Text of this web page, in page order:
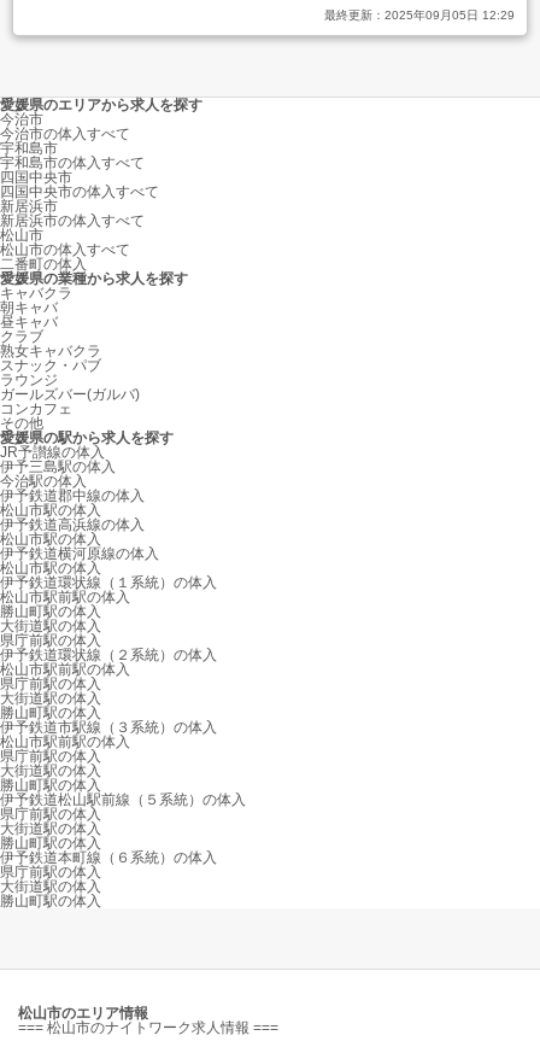
最終更新： 2025年09月05日 12:29
愛媛県のエリアから求人を探す
今治市
今治市の体入すべて
宇和島市
宇和島市の体入すべて
四国中央市
四国中央市の体入すべて
新居浜市
新居浜市の体入すべて
松山市
松山市の体入すべて
二番町の体入
愛媛県の業種から求人を探す
キャバクラ
朝キャバ
昼キャバ
クラブ
熟女キャバクラ
スナック・パブ
ラウンジ
ガールズバー(ガルバ)
コンカフェ
その他
愛媛県の駅から求人を探す
JR予讃線の体入
伊予三島駅の体入
今治駅の体入
伊予鉄道郡中線の体入
松山市駅の体入
伊予鉄道高浜線の体入
松山市駅の体入
伊予鉄道横河原線の体入
松山市駅の体入
伊予鉄道環状線（１系統）の体入
松山市駅前駅の体入
勝山町駅の体入
大街道駅の体入
県庁前駅の体入
伊予鉄道環状線（２系統）の体入
松山市駅前駅の体入
県庁前駅の体入
大街道駅の体入
勝山町駅の体入
伊予鉄道市駅線（３系統）の体入
松山市駅前駅の体入
県庁前駅の体入
大街道駅の体入
勝山町駅の体入
伊予鉄道松山駅前線（５系統）の体入
県庁前駅の体入
大街道駅の体入
勝山町駅の体入
伊予鉄道本町線（６系統）の体入
県庁前駅の体入
大街道駅の体入
勝山町駅の体入
松山市のエリア情報
=== 松山市のナイトワーク求人情報 ===